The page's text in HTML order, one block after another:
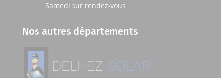
Samedi sur rendez-vous
Nos autres départements